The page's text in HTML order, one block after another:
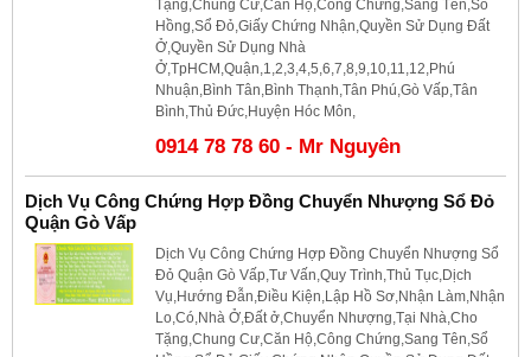
Tặng,Chung Cư,Căn Hộ,Công Chứng,Sang Tên,Sổ
Hồng,Sổ Đỏ,Giấy Chứng Nhận,Quyền Sử Dụng Đất
Ở,Quyền Sử Dụng Nhà
Ở,TpHCM,Quận,1,2,3,4,5,6,7,8,9,10,11,12,Phú
Nhuận,Bình Tân,Bình Thạnh,Tân Phú,Gò Vấp,Tân
Bình,Thủ Đức,Huyện Hóc Môn,
0914 78 78 60 - Mr Nguyên
Dịch Vụ Công Chứng Hợp Đồng Chuyển Nhượng Sổ Đỏ
Quận Gò Vấp
Dịch Vụ Công Chứng Hợp Đồng Chuyển Nhượng Sổ
Đỏ Quận Gò Vấp,Tư Vấn,Quy Trình,Thủ Tục,Dịch
Vụ,Hướng Đẫn,Điều Kiện,Lập Hồ Sơ,Nhận Làm,Nhận
Lo,Có,Nhà Ở,Đất ở,Chuyển Nhượng,Tại Nhà,Cho
Tặng,Chung Cư,Căn Hộ,Công Chứng,Sang Tên,Sổ